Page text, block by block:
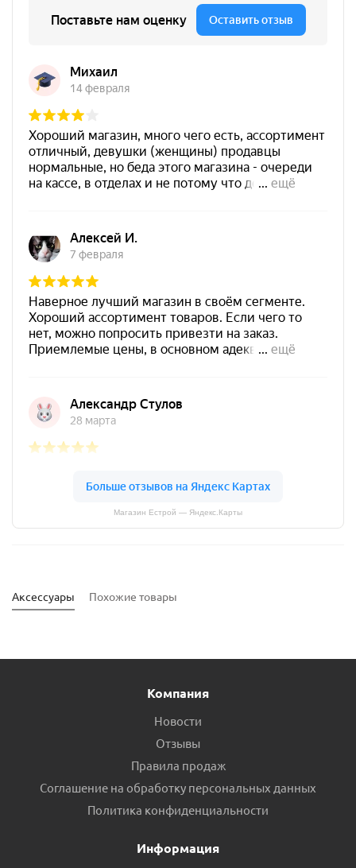
Магазин Естрой — Яндекс.Карты
Аксессуары Похожие товары
резьба пр.Россия
Есть в наличии (15)
Компания
Новости
Отзывы
Правила продаж
Соглашение на обработку персональных данных
Политика конфиденциальности
Информация